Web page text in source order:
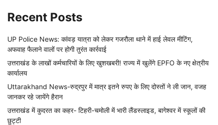
Recent Posts
UP Police News: कांवड़ यात्रा को लेकर गजरौला थाने में हाई लेवल मीटिंग,
अफवाह फैलाने वालों पर होगी तुरंत कार्रवाई
उत्तराखंड के लाखों कर्मचारियों के लिए खुशखबरी! राज्य में खुलेंगे EPFO के नए क्षेत्रीय
कार्यालय
Uttarakhand News-रुद्रपुर में मात्र इतने रुपए के लिए दोस्तों ने ली जान, वजह
जानकर रहे जायेंगे हैरान
उत्तराखंड में कुदरत का कहर- टिहरी-चमोली में भारी लैंडस्लाइड, बागेश्वर में स्कूलों की
छुट्टी